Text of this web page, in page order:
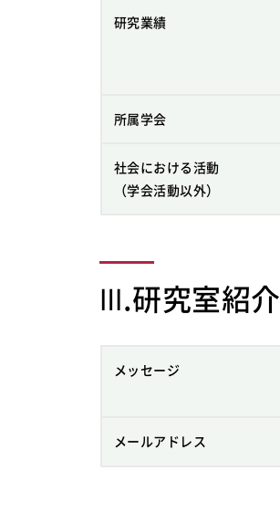
研究業績
所属学会
社会における活動
（学会活動以外）
Ⅲ.研究室紹介
メッセージ
メールアドレス